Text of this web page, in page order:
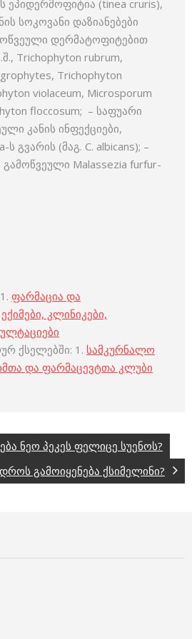
ეპიდერმოფიტია (tinea cruris),
სოკოვანი დაზიანებები
დერმატოფიტებით
Trichophyton rubrum,
Trichophyton
violaceum, Microsporum
floccosum; – საფუარი
კანის ინფექციები,
გვარის (მაგ. C. albicans); –
Malassezia furfur-
ფარმაცია და
ექიმები, კლინიკები,
ქსელებში: 1. სამკურნალო
და ფარმაცევტთა კლუბი
ნეო პეკეს ფელიცე სუენოს?
გამოიყენება ქსიმელინი?